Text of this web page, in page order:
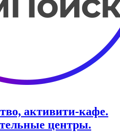
активити-кафе.
центры.